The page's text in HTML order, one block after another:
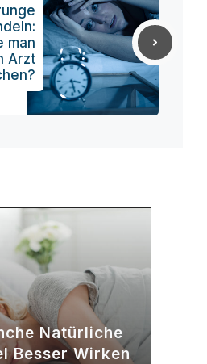
man
Arzt
Natürliche
Besser Wirken